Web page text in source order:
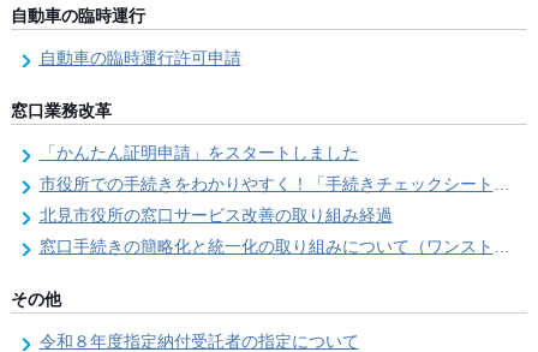
自動車の臨時運行
自動車の臨時運行許可申請
窓口業務改革
「かんたん証明申請」をスタートしました
市役所での手続きをわかりやすく！「手続きチェックシート」を導入しました
北見市役所の窓口サービス改善の取り組み経過
窓口手続きの簡略化と統一化の取り組みについて（ワンストップサービス推進事業）
その他
令和８年度指定納付受託者の指定について